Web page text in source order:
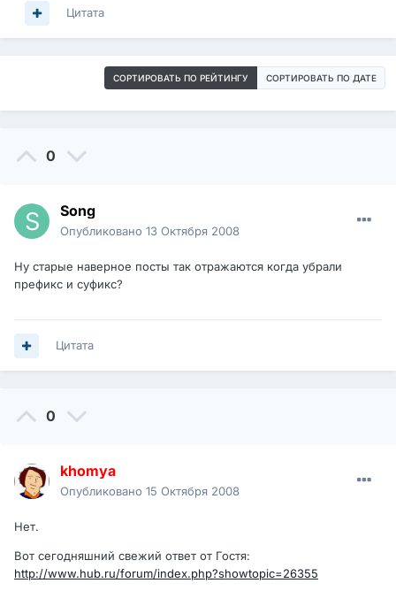
Цитата
СОРТИРОВАТЬ ПО РЕЙТИНГУ СОРТИРОВАТЬ ПО ДАТЕ
0
Song
Опубликовано 13 Октября 2008
Ну старые наверное посты так отражаются когда убрали
префикс и суфикс?
Цитата
0
khomya
Опубликовано 15 Октября 2008
Нет.
Вот сегодняшний свежий ответ от Гостя:
http://www.hub.ru/forum/index.php?showtopic=26355